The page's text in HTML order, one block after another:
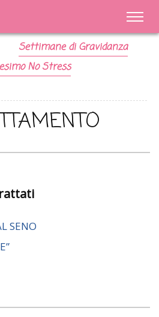
Settimane di Gravidanza
No Stress
SENO